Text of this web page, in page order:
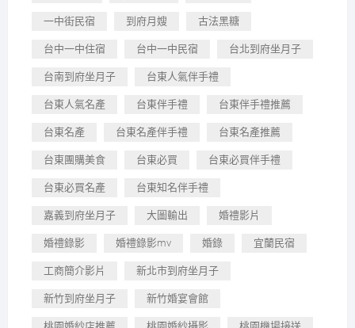
一中街民宿 到府月嫂 古法黑糖
台中一中住宿 台中一中民宿 台北到府坐月子
台南到府坐月子 台東人氣伴手禮
台東人氣名產 台東伴手禮 台東伴手禮推薦
台東名產 台東名產伴手禮 台東名產推薦
台東團購美食 台東必買 台東必買伴手禮
台東必買名產 台東知名伴手禮
嘉義到府坐月子 大圖輸出 婚禮影片
婚禮錄影 婚禮錄影mv 婚錄 宜蘭民宿
工商簡介影片 新北市到府坐月子
新竹到府坐月子 新竹婚宴會館